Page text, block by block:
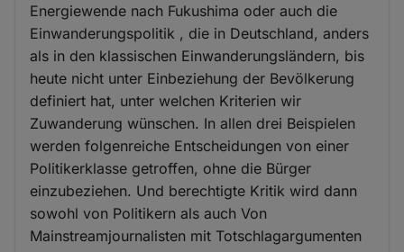
Energiewende nach Fukushima oder auch die
Einwanderungspolitik , die in Deutschland, anders
als in den klassischen Einwanderungsländern, bis
heute nicht unter Einbeziehung der Bevölkerung
definiert hat, unter welchen Kriterien wir
Zuwanderung wünschen. In allen drei Beispielen
werden folgenreiche Entscheidungen von einer
Politikerklasse getroffen, ohne die Bürger
einzubeziehen. Und berechtigte Kritik wird dann
sowohl von Politikern als auch Von
Mainstreamjournalisten mit Totschlagargumenten